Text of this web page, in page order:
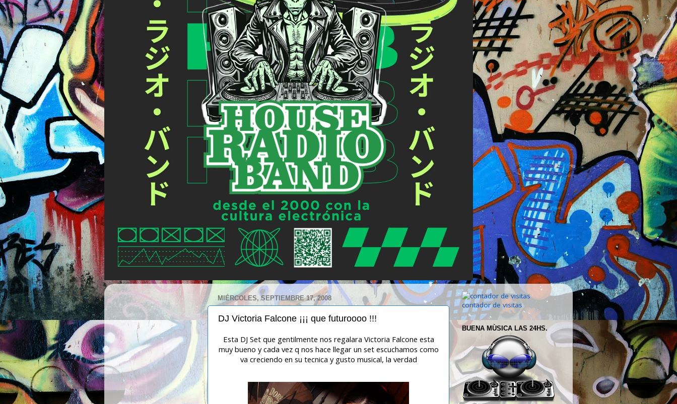
MIÉRCOLES, SEPTIEMBRE 17, 2008
DJ Victoria Falcone ¡¡¡ que futuroooo !!!
Esta DJ Set que gentilmente nos regalara Victoria Falcone esta
muy bueno y cada vez q nos hace llegar un set escuchamos como
va creciendo en su tecnica y gusto musical, la verdad
contador de visitas
BUENA MÙSICA LAS 24HS.